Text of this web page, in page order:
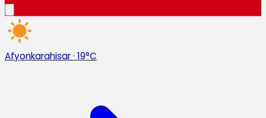
Afyonkarahisar· 19°C